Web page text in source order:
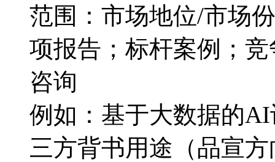
范围：市场地位/市场
项报告；标杆案例；
咨询
例如：基于大数据的
三方背书用途（品宣